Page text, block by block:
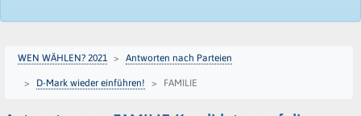
WEN WÄHLEN? 2021 Antworten nach Parteien
D-Mark wieder einführen! FAMILIE